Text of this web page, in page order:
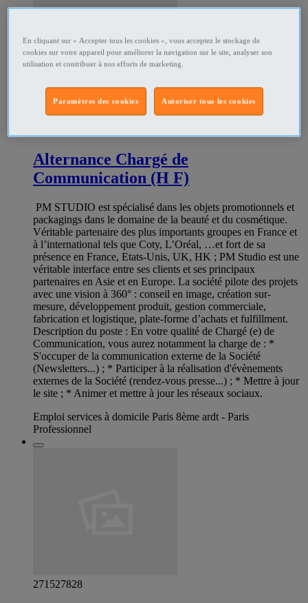
Alternance Chargé de
Communication (H F)
PM STUDIO est spécialisé dans les objets promotionnels et
packagings dans le domaine de la beauté et du cosmétique.
Véritable partenaire des plus importants groupes en France et
à l’international tels que Coty, L’Oréal, …et fort de sa
présence en France, Etats-Unis, UK, HK ; PM Studio est une
véritable interface entre ses clients et ses principaux
partenaires en Asie et en Europe. La société pilote des projets
avec une vision à 360° : conseil en image, création sur-
mesure, développement produit, gestion commerciale,
fabrication et logistique, plate-forme d’achats et fulfillment.
Description du poste : En votre qualité de Chargé (e) de
Communication, vous aurez notamment la charge de : *
S'occuper de la communication externe de la Société
(Newsletters...) ; * Participer à la réalisation d'évènements
externes de la Société (rendez-vous presse...) ; * Mettre à jour
le site ; * Animer et mettre à jour les réseaux sociaux.
Emploi services à domicile Paris 8ème ardt - Paris
Professionnel
271527828
En cliquant sur « Accepter tous les cookies », vous acceptez le stockage de
cookies sur votre appareil pour améliorer la navigation sur le site, analyser son
utilisation et contribuer à nos efforts de marketing.
Autoriser tous les cookies
Paramètres des cookies